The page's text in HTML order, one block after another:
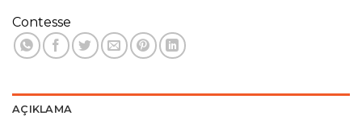
Contesse
AÇIKLAMA